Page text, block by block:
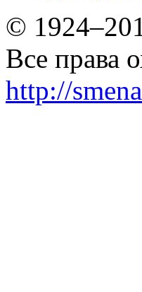
©
Все права
http://